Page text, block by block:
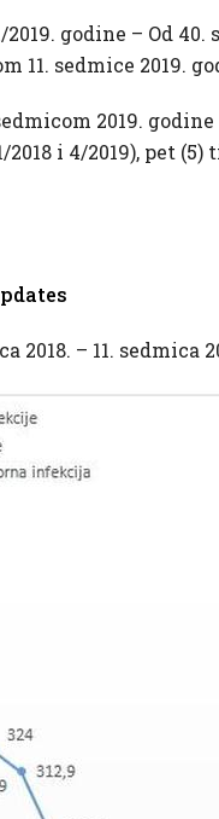
godine – Od
11. sedmice 2019.
2019.
2018 i 4/2019), pet (5)
– 11. sedmica